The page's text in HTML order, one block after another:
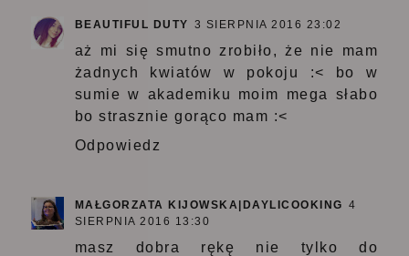
BEAUTIFUL DUTY 3 SIERPNIA 2016 23:02
aż mi się smutno zrobiło, że nie mam
żadnych kwiatów w pokoju :< bo w
sumie w akademiku moim mega słabo
bo strasznie gorąco mam :<
Odpowiedz
MAŁGORZATA KIJOWSKA|DAYLICOOKING 4
SIERPNIA 2016 13:30
masz dobra rękę nie tylko do